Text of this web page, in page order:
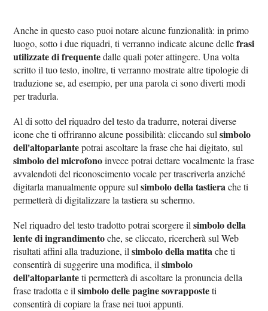
Anche in questo caso puoi notare alcune funzionalità: in primo
luogo, sotto i due riquadri, ti verranno indicate alcune dellefrasi
utilizzate di frequentedalle quali poter attingere. Una volta
scritto il tuo testo, inoltre, ti verranno mostrate altre tipologie di
traduzione se, ad esempio, per una parola ci sono diverti modi
per tradurla.
Al di sotto del riquadro del testo da tradurre, noterai diverse
icone che ti offriranno alcune possibilità: cliccando sulsimbolo
dell'altoparlantepotrai ascoltare la frase che hai digitato, sul
simbolo del microfonoinvece potrai dettare vocalmente la frase
avvalendoti del riconoscimento vocale per trascriverla anziché
digitarla manualmente oppure sulsimbolo della tastierache ti
permetterà di digitalizzare la tastiera su schermo.
Nel riquadro del testo tradotto potrai scorgere ilsimbolo della
lente di ingrandimentoche, se cliccato, ricercherà sul Web
risultati affini alla traduzione, ilsimbolo della matitache ti
consentirà di suggerire una modifica, ilsimbolo
dell'altoparlanteti permetterà di ascoltare la pronuncia della
frase tradotta e ilsimbolo delle pagine sovrapposteti
consentirà di copiare la frase nei tuoi appunti.